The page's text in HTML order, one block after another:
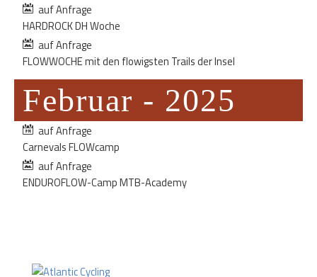
auf Anfrage
HARDROCK DH Woche
auf Anfrage
FLOWWOCHE mit den flowigsten Trails der Insel
Februar - 2025
auf Anfrage
Carnevals FLOWcamp
auf Anfrage
ENDUROFLOW-Camp MTB-Academy